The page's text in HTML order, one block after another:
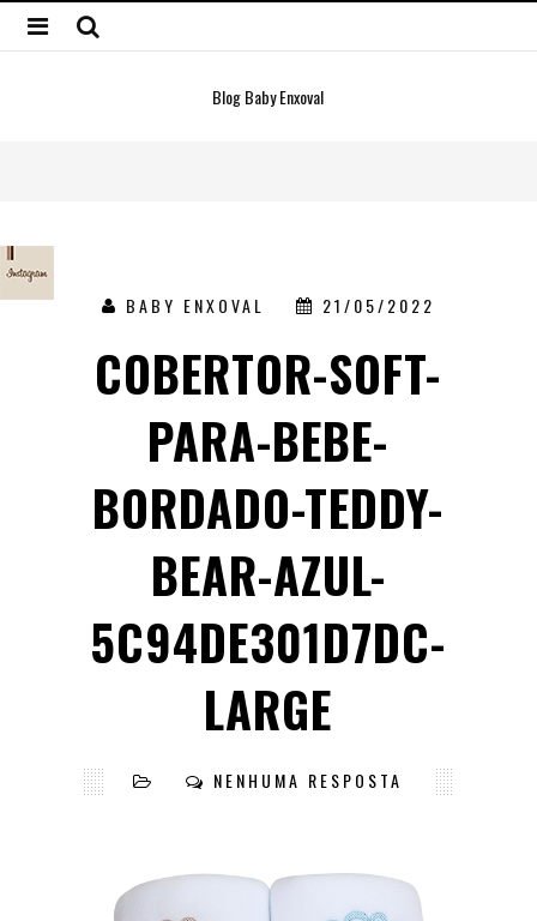
Blog Baby Enxoval
BABY ENXOVAL 21/05/2022
COBERTOR-SOFT-
PARA-BEBE-
BORDADO-TEDDY-
BEAR-AZUL-
5C94DE301D7DC-
LARGE
NENHUMA RESPOSTA